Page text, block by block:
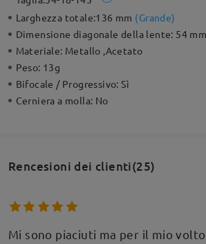
Larghezza totale:136 mm (Grande)
Dimensione diagonale della lente: 54 mm
Materiale: Metallo ,Acetato
Peso: 13g
Bifocale / Progressivo:Sì
Cerniera a molla: No
Rencesioni dei clienti(25)
Mi sono piaciuti ma per il mio